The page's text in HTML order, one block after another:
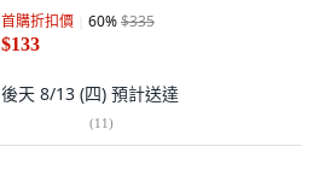
首購折扣價 60%$335
$133
後天 8/13 (四) 預計送達
(11)